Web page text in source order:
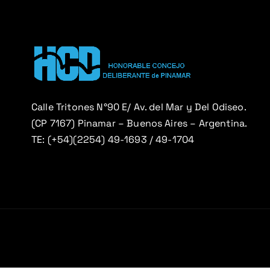
d
e
e
n
Calle Tritones N°90 E/ Av. del Mar y Del Odiseo.
(CP 7167) Pinamar – Buenos Aires – Argentina.
TE: (+54)(2254) 49-1693 / 49-1704